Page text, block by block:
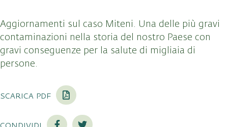
Aggiornamenti sul caso Miteni. Una delle più gravi
contaminazioni nella storia del nostro Paese con
gravi conseguenze per la salute di migliaia di
persone.
scarica pdf
condividi